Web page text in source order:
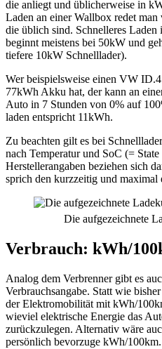
die anliegt und üblicherweise in
Laden an einer Wallbox redet
die üblich sind. Schnelleres
beginnt meistens bei 50kW und
tiefere 10kW Schnelllader).
Wer beispielsweise einen VW
77kWh Akku hat, der kann an
Auto in 7 Stunden von 0% auf
laden entspricht 11kWh.
Zu beachten gilt es bei
nach Temperatur und SoC (=
Herstellerangaben beziehen sich
sprich den kurzzeitig und maximal
Die aufgezeichnete
Verbrauch: kWh/
Analog dem Verbrenner gibt es
Verbrauchsangabe. Statt wie
der Elektromobilität mit kWh/
wieviel elektrische Energie das
zurückzulegen. Alternativ wäre
persönlich bevorzuge kWh/100km.